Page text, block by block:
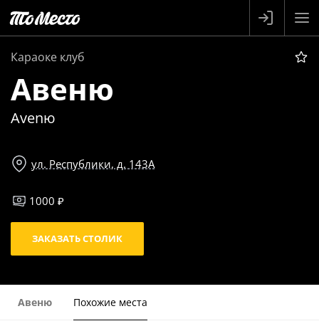
Караоке клуб
Авеню
Avenю
ул. Республики, д. 143А
1000 ₽
ЗАКАЗАТЬ СТОЛИК
Авеню Похожие места